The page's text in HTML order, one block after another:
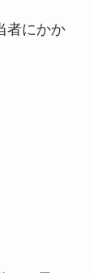
者にかか